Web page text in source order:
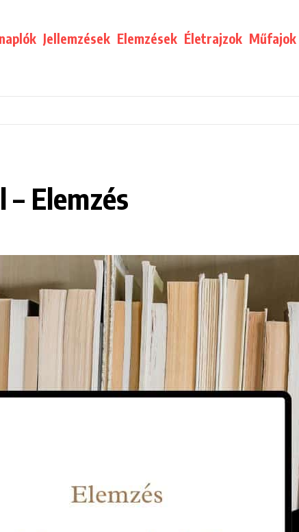
Jellemzések Elemzések Életrajzok Műfajok
Elemzés